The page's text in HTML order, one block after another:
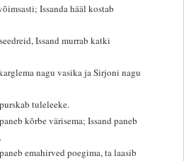
Issanda hääl kostab
Issand murrab katki
nagu vasika ja Sirjoni nagu
tuleleeke.
kõrbe värisema; Issand paneb
emahirved poegima, ta laasib